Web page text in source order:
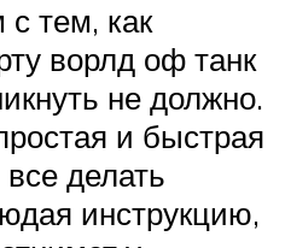
тем, как
ворлд оф танк
не должно.
и быстрая
делать
инструкцию,